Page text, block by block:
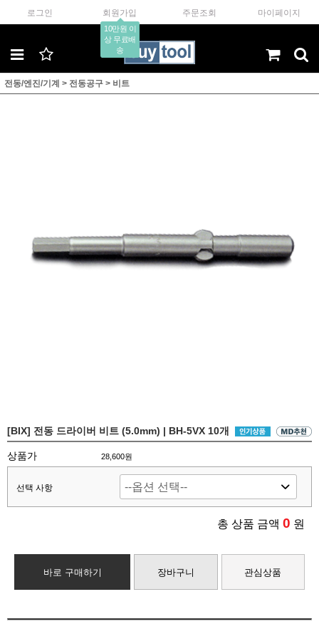
로그인 회원가입
10만원 이
상 무료배
송
주문조회 마이페이지
전동/엔진/기계 > 전동공구 > 비트
[BIX] 전동 드라이버 비트 (5.0mm) | BH-5VX 10개
상품가 28,600원
선택 사항
총 상품 금액 0 원
바로 구매하기 장바구니 관심상품